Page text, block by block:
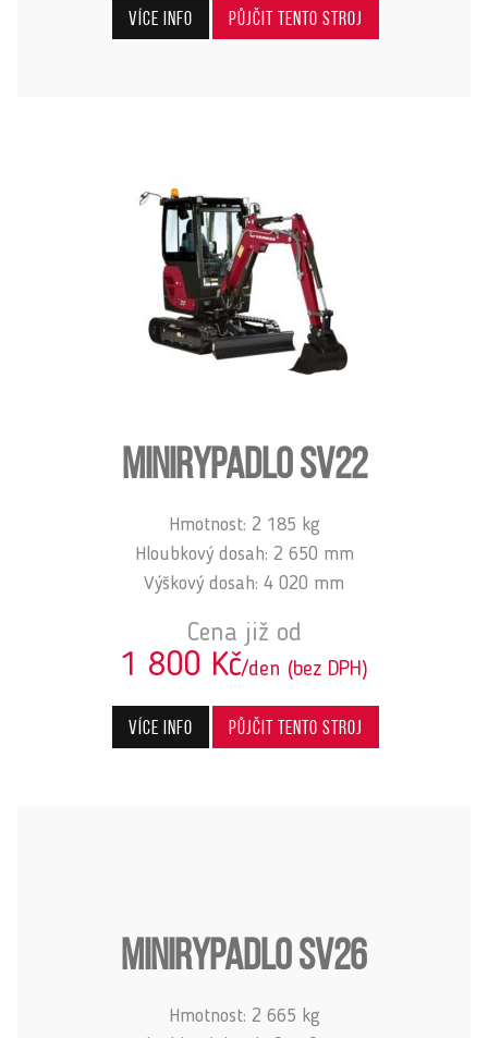
Více info Půjčit tento stroj
MINIRYPADLO SV22
Hmotnost: 2 185 kg
Hloubkový dosah: 2 650 mm
Výškový dosah: 4 020 mm
Cena již od
1 800 Kč/den (bez DPH)
Více info Půjčit tento stroj
MINIRYPADLO SV26
Hmotnost: 2 665 kg